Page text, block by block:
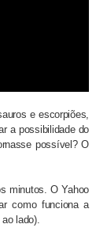
e escorpiões,
a possibilidade do
possível? O
minutos. O Yahoo
como funciona a
lado).